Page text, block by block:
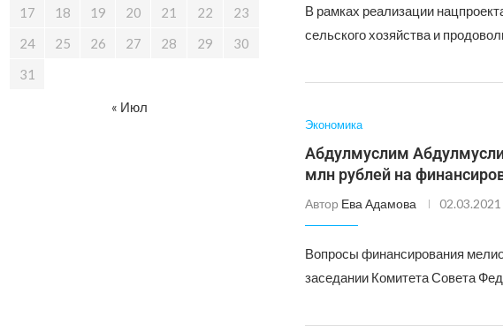
В рамках реализации
сельского хозяйства и
Экономика
Абдулмуслим
млн рублей на
Автор Ева Адамова 02.03.2021
Вопросы финансирования
заседании Комитета Совета
17
18 19 20 21 22
23
24
25 26 27 28 29
30
31
« Июл